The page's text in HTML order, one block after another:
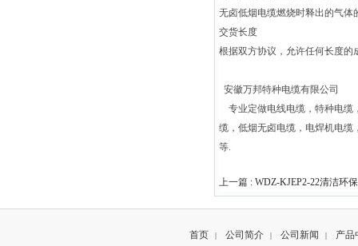
无卤低烟电缆燃烧时释出的气体
交货长度
根据双方协议，允许任何长度的
安徽万邦特种电缆有限公司
专业定做电线电缆，特种电缆
缆，低烟无卤电缆，电焊机电缆
等.
上一篇 : WDZ-KJEP2-22清洁环
首页 | 公司简介 | 公司新闻 | 产品